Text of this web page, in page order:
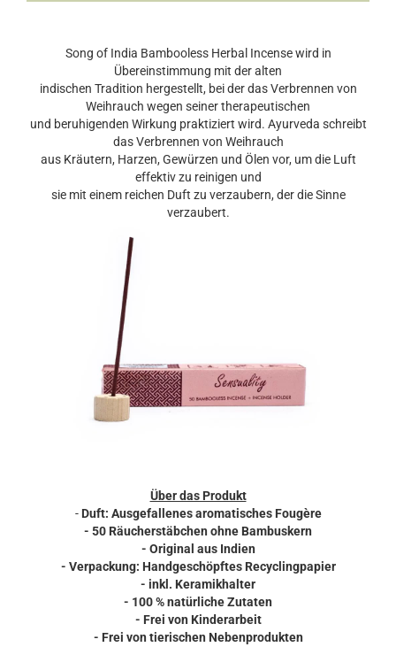
Song of India Bambooless Herbal Incense wird in
Übereinstimmung mit der alten
indischen Tradition hergestellt, bei der das Verbrennen von
Weihrauch wegen seiner therapeutischen
und beruhigenden Wirkung praktiziert wird. Ayurveda schreibt
das Verbrennen von Weihrauch
aus Kräutern, Harzen, Gewürzen und Ölen vor, um die Luft
effektiv zu reinigen und
sie mit einem reichen Duft zu verzaubern, der die Sinne
verzaubert.
Über das Produkt
- Duft: Ausgefallenes aromatisches Fougère
- 50 Räucherstäbchen ohne Bambuskern
- Original aus Indien
- Verpackung: Handgeschöpftes Recyclingpapier
- inkl. Keramikhalter
- 100 % natürliche Zutaten
- Frei von Kinderarbeit
- Frei von tierischen Nebenprodukten